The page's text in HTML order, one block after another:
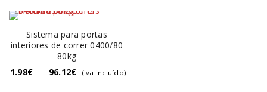
Sistema para portas
interiores de correr 0400/80
80kg
1.98€ – 96.12€ (iva incluído)